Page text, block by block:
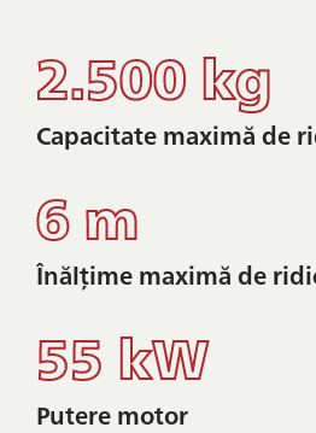
2.500 kg
Capacitate maximă de
6 m
Înălțime maximă de
55 kW
Putere motor